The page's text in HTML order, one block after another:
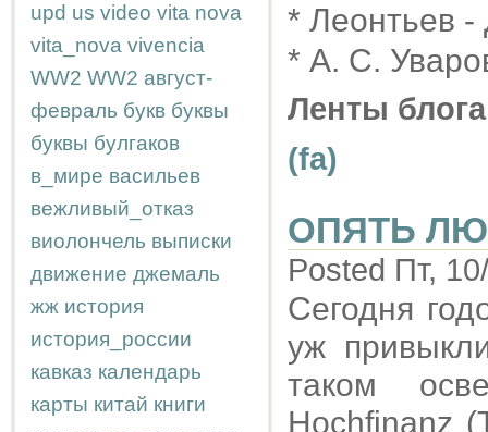
upd us video vita nova
vita_nova vivencia
WW2 WW2 август-
февраль букв буквы
буквы булгаков
в_мире васильев
вежливый_отказ
виолончель выписки
движение джемаль
жж история
история_россии
кавказ календарь
карты китай книги
* Леонтьев
* А. С.
Ленты
(fa)
ОПЯТЬ
Posted Пт,
Сегодня
уж
таком
Hochfinanz